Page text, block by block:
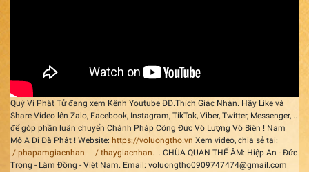
Quý Vị Phật Tử đang xem Kênh Youtube ĐĐ.Thích Giác Nhàn. Hãy Like và
Share Video lên Zalo, Facebook, Instagram, TikTok, Viber, Twitter, Messenger,...
để góp phần luân chuyển Chánh Pháp Công Đức Vô Lượng Vô Biên ! Nam
Mô A Di Đà Phật ! Website: https://voluongtho.vn Xem video, chia sẻ tại:
/ phapamgiacnhan
/ thaygiacnhan. . CHÙA QUAN THẾ ÂM: Hiệp An - Đức
Trọng - Lâm Đồng - Việt Nam. Email: voluongtho0909747474@gmail.com